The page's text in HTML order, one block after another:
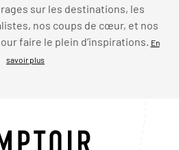
sur les destinations, les
nos coups de cœur, et nos
faire le plein d’inspirations. En
savoir plus